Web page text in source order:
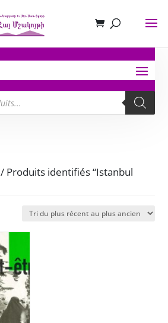
/ Produits identifiés “Istanbul